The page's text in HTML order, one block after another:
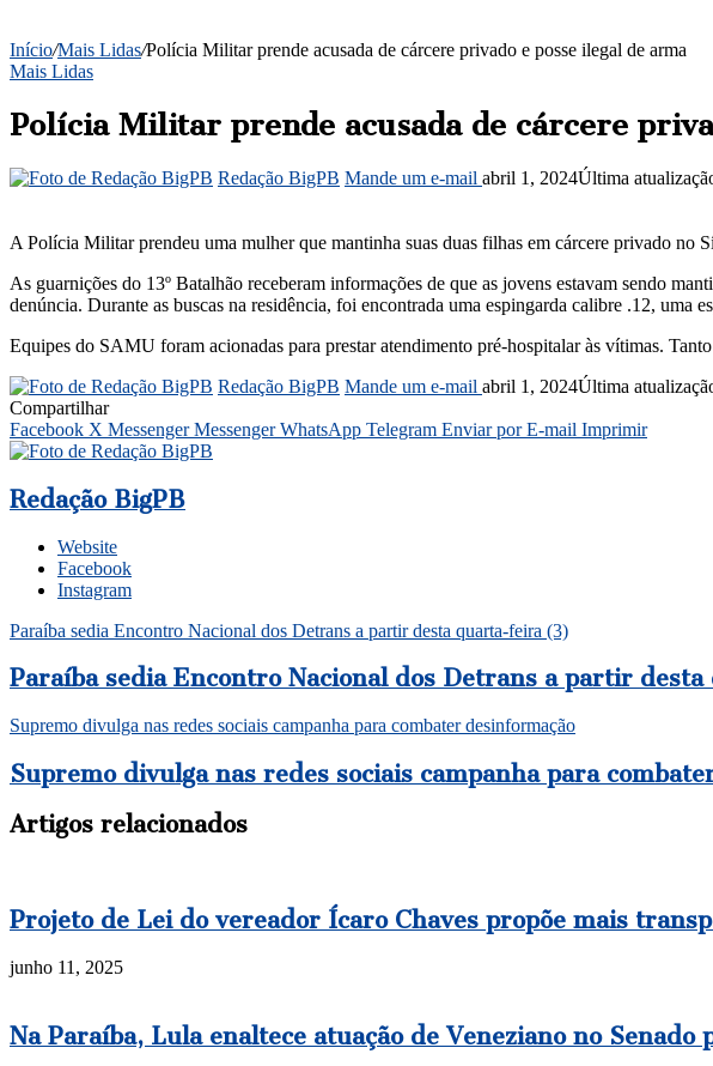
Início/Mais Lidas/Polícia Militar prende acusada de cárcere privado e posse ilegal de arma
Mais Lidas
Polícia Militar prende acusada de cárcere
Redação BigPB Mande um e-mail abril 1, 2024Última
A Polícia Militar prendeu uma mulher que mantinha suas duas filhas em cárcere privado no
As guarnições do 13º Batalhão receberam informações de que as jovens estavam sendo
denúncia. Durante as buscas na residência, foi encontrada uma espingarda calibre .12, uma
Equipes do SAMU foram acionadas para prestar atendimento pré-hospitalar às vítimas.
Redação BigPB Mande um e-mail abril 1, 2024Última
Compartilhar
Facebook X Messenger Messenger WhatsApp Telegram Enviar por E-mail Imprimir
Redação BigPB
Website
Facebook
Instagram
Paraíba sedia Encontro Nacional dos Detrans a partir desta quarta-feira (3)
Paraíba sedia Encontro Nacional dos Detrans a partir
Supremo divulga nas redes sociais campanha para combater desinformação
Supremo divulga nas redes sociais campanha para
Artigos relacionados
Projeto de Lei do vereador Ícaro Chaves propõe mais
junho 11, 2025
Na Paraíba, Lula enaltece atuação de Veneziano no